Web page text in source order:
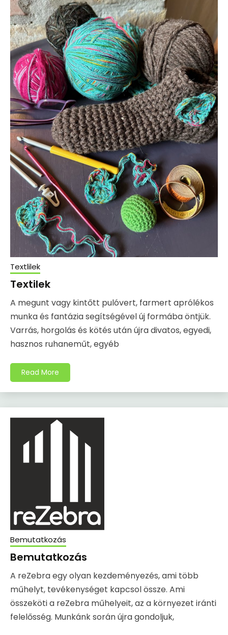
Textlilek
Textilek
A megunt vagy kintőtt pulóvert, farmert aprólékos
munka és fantázia segítségével új formába öntjük.
Varrás, horgolás és kötés után újra divatos, egyedi,
hasznos ruhaneműt, egyéb
Read More
Bemutatkozás
Bemutatkozás
A reZebra egy olyan kezdeményezés, ami több
műhelyt, tevékenységet kapcsol össze. Ami
összeköti a reZebra műhelyeit, az a környezet iránti
felelősség. Munkánk során újra gondoljuk,